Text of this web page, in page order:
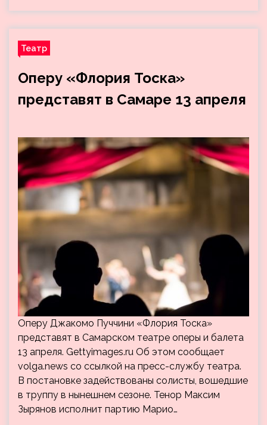
Театр
Оперу «Флория Тоска»
представят в Самаре 13 апреля
Оперу Джакомо Пуччини «Флория Тоска»
представят в Самарском театре оперы и балета
13 апреля. Gettyimages.ru Об этом сообщает
volga.news со ссылкой на пресс-службу театра.
В постановке задействованы солисты, вошедшие
в труппу в нынешнем сезоне. Тенор Максим
Зырянов исполнит партию Марио…